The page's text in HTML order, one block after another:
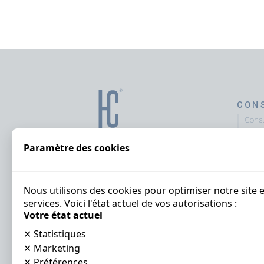
Paramètre des cookies
Nous utilisons des cookies pour optimiser notre site
services. Voici l'état actuel de vos autorisations :
Votre état actuel
✕ Statistiques
✕ Marketing